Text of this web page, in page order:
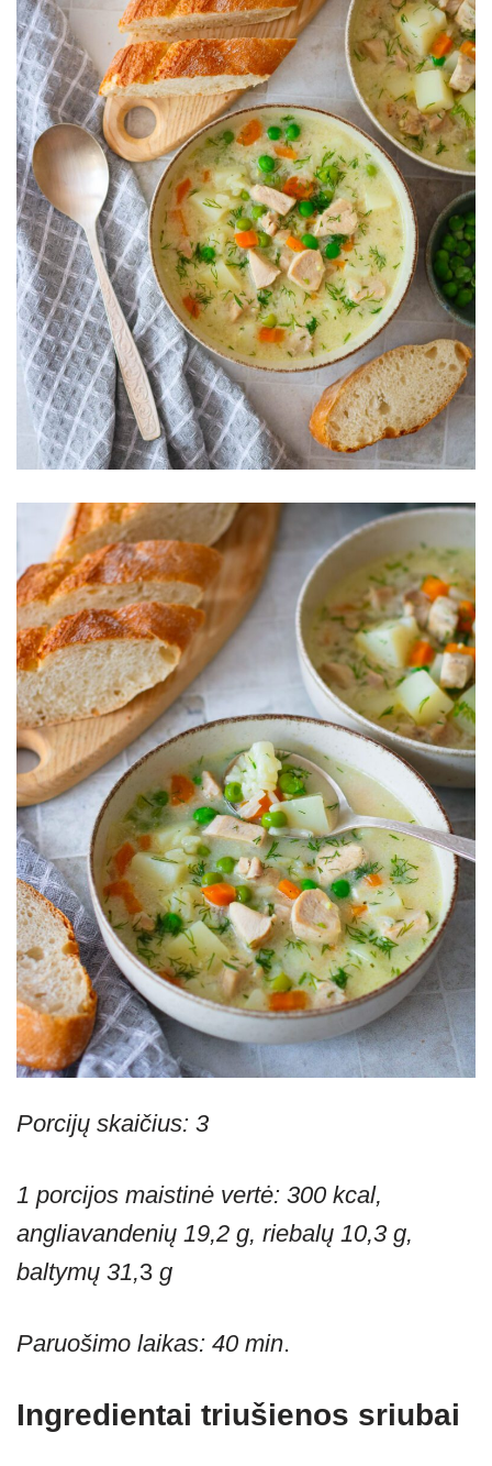
Porcijų skaičius: 3
1 porcijos maistinė vertė: 300 kcal,
angliavandenių 19,2 g, riebalų 10,3 g,
baltymų 31,3 g
Paruošimo laikas: 40 min.
Ingredientai triušienos sriubai